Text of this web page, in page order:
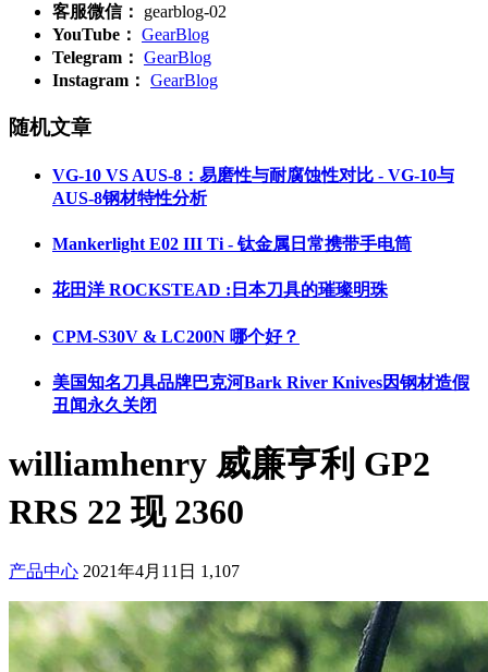
客服微信：
gearblog-02
YouTube： GearBlog
Telegram： GearBlog
Instagram： GearBlog
随机文章
VG-10 VS AUS-8：易磨性与耐腐蚀性对比 - VG-10与
AUS-8钢材特性分析
Mankerlight E02 III Ti - 钛金属日常携带手电筒
花田洋 ROCKSTEAD :日本刀具的璀璨明珠
CPM-S30V & LC200N 哪个好？
美国知名刀具品牌巴克河Bark River Knives因钢材造假
丑闻永久关闭
williamhenry 威廉亨利 GP2
RRS 22 现 2360
产品中心 2021年4月11日 1,107